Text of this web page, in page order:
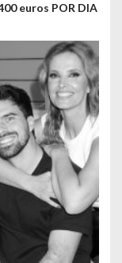
euros POR DIA